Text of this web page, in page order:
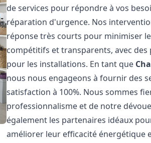
de services pour répondre à vos
réparation d'urgence. Nos
réponse très courts pour minimiser
compétitifs et transparents, avec
pour les installations. En tant que
nous nous engageons à fournir des
satisfaction à 100%. Nous sommes
professionnalisme et de notre
également les partenaires idéaux
améliorer leur efficacité énergétique